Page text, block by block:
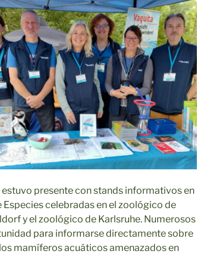
estuvo presente con stands informativos en
Especies celebradas en el zoológico de
y el zoológico de Karlsruhe. Numerosos
para informarse directamente sobre
mamíferos acuáticos amenazados en